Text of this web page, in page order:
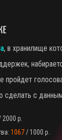
, в хранилище
пройдет
сделать с
2000 р.
1067/ 1000 р.